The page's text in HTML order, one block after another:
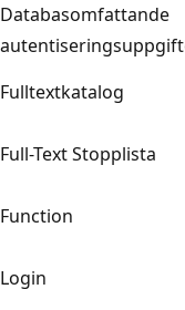
Databasomfattande
Fulltextkatalog
Full-Text Stopplista
Function
Login